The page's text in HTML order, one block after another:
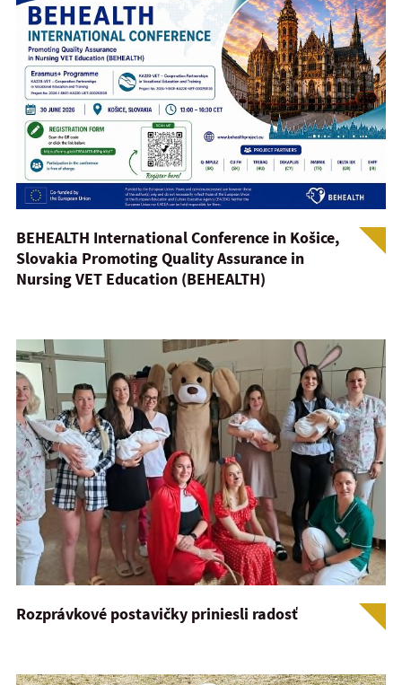
BEHEALTH International Conference in Košice,
Slovakia Promoting Quality Assurance in
Nursing VET Education (BEHEALTH)
Rozprávkové postavičky priniesli radosť